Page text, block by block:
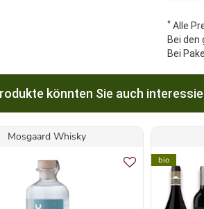
* Alle
Bei
Bei
könnten Sie auch
Mosgaard Whisky
bio